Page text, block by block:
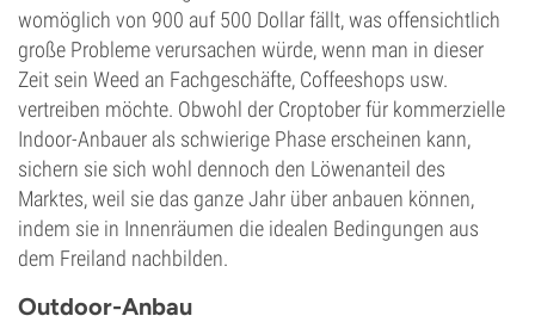
womöglich von 900 auf 500 Dollar fällt, was offensichtlich
große Probleme verursachen würde, wenn man in dieser
Zeit sein Weed an Fachgeschäfte, Coffeeshops usw.
vertreiben möchte. Obwohl der Croptober für kommerzielle
Indoor-Anbauer als schwierige Phase erscheinen kann,
sichern sie sich wohl dennoch den Löwenanteil des
Marktes, weil sie das ganze Jahr über anbauen können,
indem sie in Innenräumen die idealen Bedingungen aus
dem Freiland nachbilden.
Outdoor-Anbau